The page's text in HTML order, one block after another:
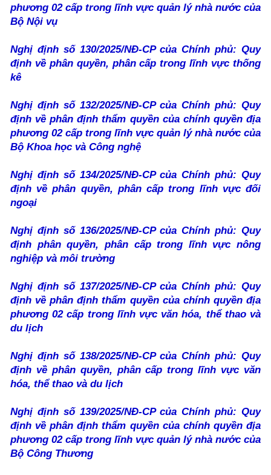
phương 02 cấp trong lĩnh vực quản lý nhà nước của
Bộ Nội vụ
Nghị định số 130/2025/NĐ-CP của Chính phủ: Quy
định về phân quyền, phân cấp trong lĩnh vực thống
kê
Nghị định số 132/2025/NĐ-CP của Chính phủ: Quy
định về phân định thẩm quyền của chính quyền địa
phương 02 cấp trong lĩnh vực quản lý nhà nước của
Bộ Khoa học và Công nghệ
Nghị định số 134/2025/NĐ-CP của Chính phủ: Quy
định về phân quyền, phân cấp trong lĩnh vực đối
ngoại
Nghị định số 136/2025/NĐ-CP của Chính phủ: Quy
định phân quyền, phân cấp trong lĩnh vực nông
nghiệp và môi trường
Nghị định số 137/2025/NĐ-CP của Chính phủ: Quy
định về phân định thẩm quyền của chính quyền địa
phương 02 cấp trong lĩnh vực văn hóa, thể thao và
du lịch
Nghị định số 138/2025/NĐ-CP của Chính phủ: Quy
định về phân quyền, phân cấp trong lĩnh vực văn
hóa, thể thao và du lịch
Nghị định số 139/2025/NĐ-CP của Chính phủ: Quy
định về phân định thẩm quyền của chính quyền địa
phương 02 cấp trong lĩnh vực quản lý nhà nước của
Bộ Công Thương